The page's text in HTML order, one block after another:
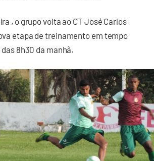
, o grupo volta ao CT José Carlos
etapa de treinamento em tempo
8h30 da manhã.